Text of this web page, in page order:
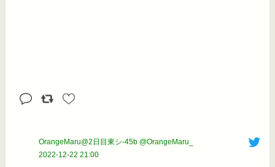
OrangeMaru@2日目東シ-45b @OrangeMaru_
2022-12-22 21:00